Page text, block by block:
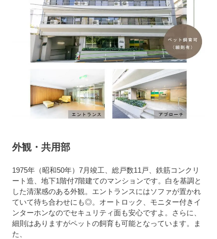
外観・共用部
1975年（昭和50年）7月竣工、総戸数11戸、鉄筋コンクリ
ート造、地下1階付7階建てのマンションです。白を基調と
した清潔感のある外観。エントランスにはソファが置かれ
ていて待ち合わせにも◎。オートロック、モニター付きイ
ンターホンなのでセキュリティ面も安心ですよ。さらに、
細則はありますがペットの飼育も可能となっています。ま
た、